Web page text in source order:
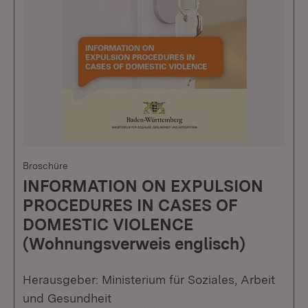
Broschüre
INFORMATION ON EXPULSION
PROCEDURES IN CASES OF
DOMESTIC VIOLENCE
(Wohnungsverweis englisch)
Herausgeber: Ministerium für Soziales, Arbeit
und Gesundheit